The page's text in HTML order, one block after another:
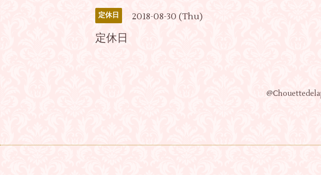
定休日 2018-08-30 (Thu)
定休日